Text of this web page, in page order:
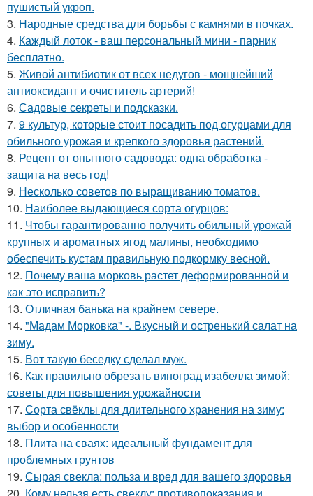
пушистый укроп.
3. Народные средства для борьбы с камнями в почках.
4. Каждый лоток - ваш персональный мини - парник
бесплатно.
5. Живой антибиотик от всех недугов - мощнейший
антиоксидант и очиститель артерий!
6. Садовые секреты и подсказки.
7. 9 культур, которые стоит посадить под огурцами для
обильного урожая и крепкого здоровья растений.
8. Рецепт от опытного садовода: одна обработка -
защита на весь год!
9. Несколько советов по выращиванию томатов.
10. Наиболее выдающиеся сорта огурцов:
11. Чтобы гарантированно получить обильный урожай
крупных и ароматных ягод малины, необходимо
обеспечить кустам правильную подкормку весной.
12. Почему ваша морковь растет деформированной и
как это исправить?
13. Отличная банька на крайнем севере.
14. "Мадам Морковка" -. Вкусный и остренький салат на
зиму.
15. Вот такую беседку сделал муж.
16. Как правильно обрезать виноград изабелла зимой:
советы для повышения урожайности
17. Сорта свёклы для длительного хранения на зиму:
выбор и особенности
18. Плита на сваях: идеальный фундамент для
проблемных грунтов
19. Сырая свекла: польза и вред для вашего здоровья
20. Кому нельзя есть свеклу: противопоказания и